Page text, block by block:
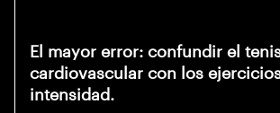
El mayor error: confundir el
cardiovascular con los
intensidad.